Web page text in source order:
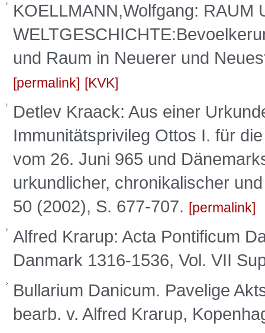
KOELLMANN,Wolfgang: RAUM
und Raum in Neuerer und
permalink KVK
Detlev Kraack: Aus einer
Immunitätsprivileg Ottos I. für
vom 26. Juni 965 und
urkundlicher, chronikalischer
50 (2002), S. 677-707.
permalink
Alfred Krarup: Acta Pontificum
Danmark 1316-1536, Vol. VII
Bullarium Danicum. Pavelige
bearb. v. Alfred Krarup,